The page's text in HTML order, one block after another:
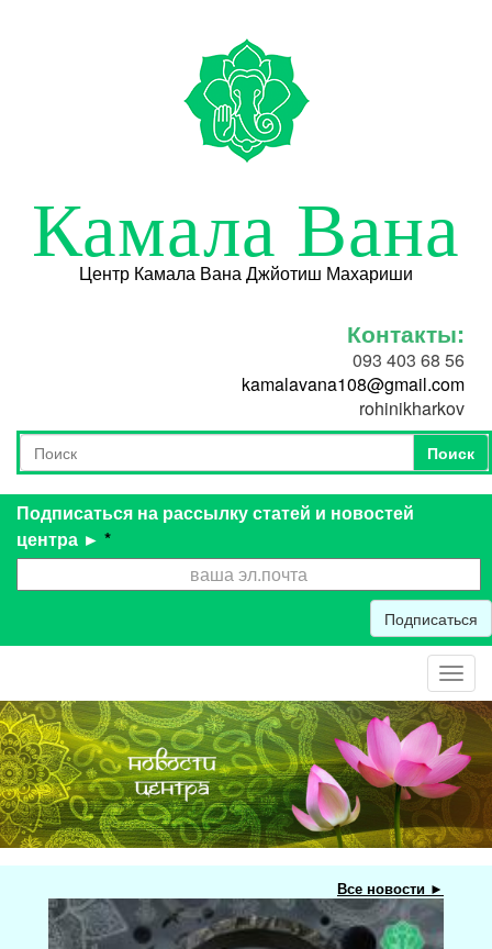
Камала Вана
Центр Камала Вана Джйотиш Махариши
Контакты:
093 403 68 56
kamalavana108@gmail.com
rohinikharkov
Форма поиска
Поиск
Поиск
Подписаться на рассылку статей и новостей
центра ► *
Подписаться
Все новости ►